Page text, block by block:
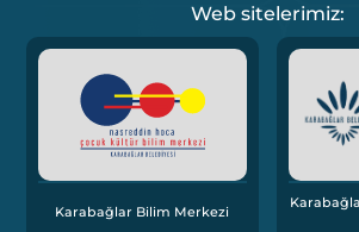
Web sitelerimiz:
Karabağlar Bilim Merkezi